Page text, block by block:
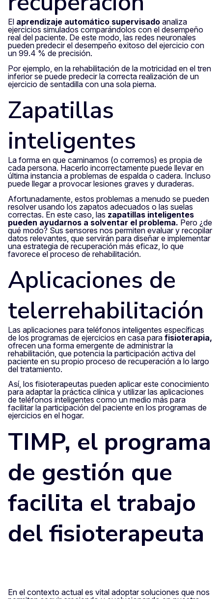
El aprendizaje automático supervisado analiza
ejercicios simulados comparándolos con el desempeño
real del paciente. De este modo, las redes neuronales
pueden predecir el desempeño exitoso del ejercicio con
un 99.4 % de precisión.
Por ejemplo, en la rehabilitación de la motricidad en el tren
inferior se puede predecir la correcta realización de un
ejercicio de sentadilla con una sola pierna.
Zapatillas
inteligentes
La forma en que caminamos (o corremos) es propia de
cada persona. Hacerlo incorrectamente puede llevar en
última instancia a problemas de espalda o cadera. Incluso
puede llegar a provocar lesiones graves y duraderas.
Afortunadamente, estos problemas a menudo se pueden
resolver usando los zapatos adecuados o las suelas
correctas. En este caso, las zapatillas inteligentes
pueden ayudarnos a solventar el problema. Pero ¿de
qué modo? Sus sensores nos permiten evaluar y recopilar
datos relevantes, que servirán para diseñar e implementar
una estrategia de recuperación más eficaz, lo que
favorece el proceso de rehabilitación.
Aplicaciones de
telerrehabilitación
Las aplicaciones para teléfonos inteligentes específicas
de los programas de ejercicios en casa para fisioterapia,
ofrecen una forma emergente de administrar la
rehabilitación, que potencia la participación activa del
paciente en su propio proceso de recuperación a lo largo
del tratamiento.
Así, los fisioterapeutas pueden aplicar este conocimiento
para adaptar la práctica clínica y utilizar las aplicaciones
de teléfonos inteligentes como un medio más para
facilitar la participación del paciente en los programas de
ejercicios en el hogar.
TIMP, el programa
de gestión que
facilita el trabajo
del fisioterapeuta
En el contexto actual es vital adoptar soluciones que nos